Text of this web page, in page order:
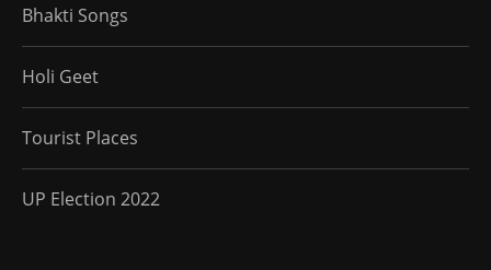
Bhakti Songs
Holi Geet
Tourist Places
UP Election 2022